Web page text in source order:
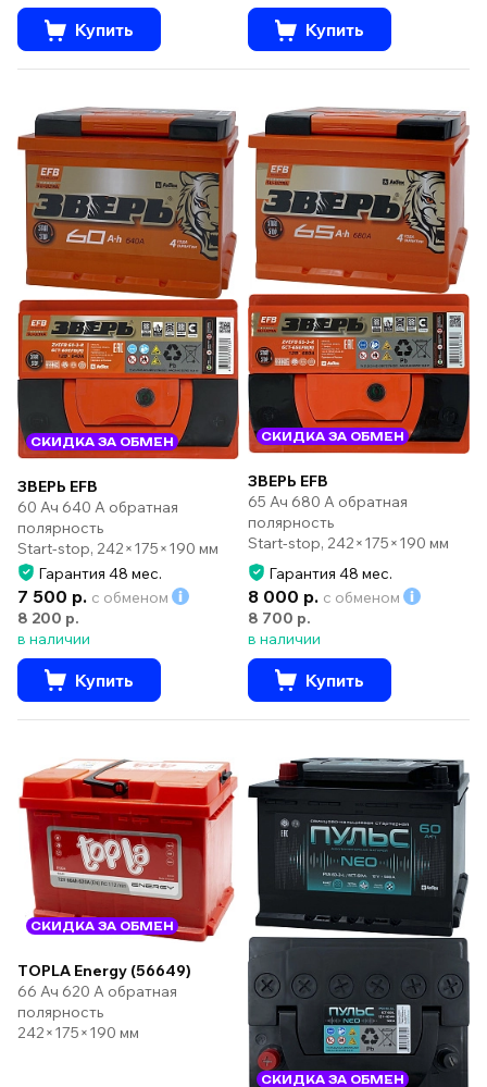
Купить Купить
СКИДКА ЗА ОБМЕН
ЗВЕРЬ EFB
60 Ач 640 А обратная
полярность
Start-stop, 242×175×190 мм
Гарантия 48 мес.
7 500 р. с обменом
8 200 р.
в наличии
Купить
СКИДКА ЗА ОБМЕН
ЗВЕРЬ EFB
65 Ач 680 А обратная
полярность
Start-stop, 242×175×190 мм
Гарантия 48 мес.
8 000 р. с обменом
8 700 р.
в наличии
Купить
СКИДКА ЗА ОБМЕН
TOPLA Energy (56649)
66 Ач 620 А обратная
полярность
242×175×190 мм
СКИДКА ЗА ОБМЕН